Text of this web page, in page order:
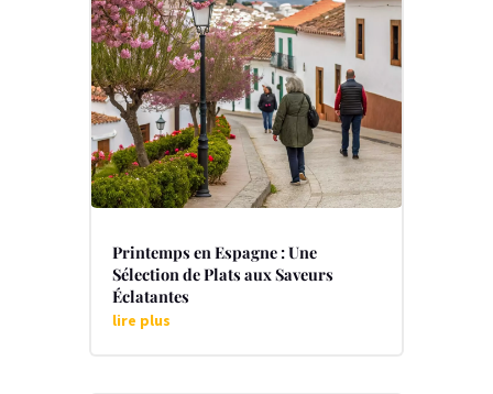
Printemps en Espagne : Une
Sélection de Plats aux Saveurs
Éclatantes
lire plus